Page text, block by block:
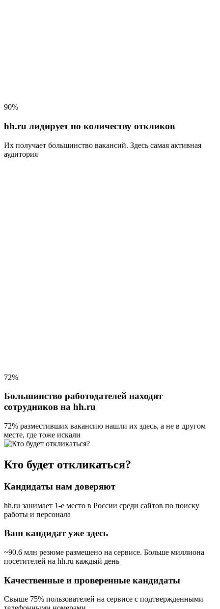
90%
hh.ru лидирует по количеству откликов
Их получает большинство вакансий. Здесь самая активная
аудитория
72%
Большинство работодателей находят
сотрудников на hh.ru
72% разместивших вакансию нашли их здесь, а не в другом
месте, где тоже искали
Кто будет откликаться?
Кандидаты нам доверяют
hh.ru занимает 1-е место в России среди сайтов по поиску
работы и персонала
Ваш кандидат уже здесь
~90.6 млн резюме размещено на сервисе. Больше миллиона
посетителей на hh.ru каждый день
Качественные и проверенные кандидаты
Свыше 75% пользователей на сервисе с подтвержденными